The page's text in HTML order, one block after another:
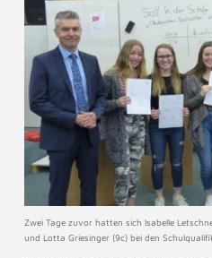
Zwei Tage zuvor hatten sich Isabelle
und Lotta Griesinger (9c) bei den